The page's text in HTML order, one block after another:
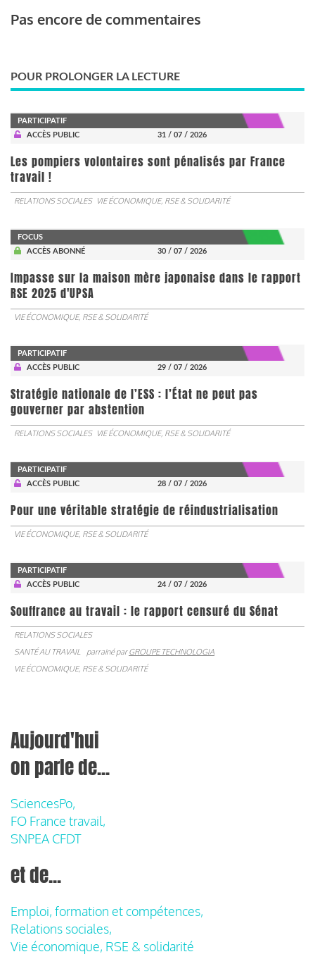
Pas encore de commentaires
POUR PROLONGER LA LECTURE
PARTICIPATIF
ACCÈS PUBLIC
31 / 07 / 2026
Les pompiers volontaires sont pénalisés par France
travail !
RELATIONS SOCIALES VIE ÉCONOMIQUE, RSE & SOLIDARITÉ
FOCUS
ACCÈS ABONNÉ
30 / 07 / 2026
Impasse sur la maison mère japonaise dans le rapport
RSE 2025 d'UPSA
VIE ÉCONOMIQUE, RSE & SOLIDARITÉ
PARTICIPATIF
ACCÈS PUBLIC
29 / 07 / 2026
Stratégie nationale de l’ESS : l’État ne peut pas
gouverner par abstention
RELATIONS SOCIALES VIE ÉCONOMIQUE, RSE & SOLIDARITÉ
PARTICIPATIF
ACCÈS PUBLIC
28 / 07 / 2026
Pour une véritable stratégie de réindustrialisation
VIE ÉCONOMIQUE, RSE & SOLIDARITÉ
PARTICIPATIF
ACCÈS PUBLIC
24 / 07 / 2026
Souffrance au travail : le rapport censuré du Sénat
RELATIONS SOCIALES
SANTÉ AU TRAVAIL
parrainé parGROUPE TECHNOLOGIA
VIE ÉCONOMIQUE, RSE & SOLIDARITÉ
Aujourd'hui
on parle de...
SciencesPo,
FO France travail,
SNPEA CFDT
et de...
Emploi, formation et compétences,
Relations sociales,
Vie économique, RSE & solidarité